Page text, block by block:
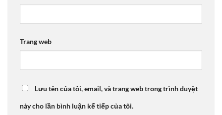
Trang web
Lưu tên của tôi, email, và trang web trong trình duyệt
này cho lần bình luận kế tiếp của tôi.